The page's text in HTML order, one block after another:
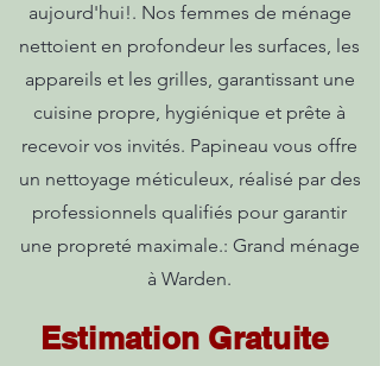
aujourd'hui!. Nos femmes de ménage
nettoient en profondeur les surfaces, les
appareils et les grilles, garantissant une
cuisine propre, hygiénique et prête à
recevoir vos invités. Papineau vous offre
un nettoyage méticuleux, réalisé par des
professionnels qualifiés pour garantir
une propreté maximale.: Grand ménage
à Warden.
Estimation Gratuite